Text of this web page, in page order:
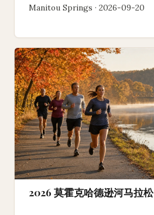
Manitou Springs · 2026-09-20
2026 莫霍克哈德逊河马拉松